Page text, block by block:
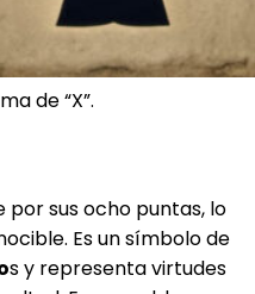
de “X”.
por sus ocho puntas, lo
Es un símbolo de
s y representa virtudes